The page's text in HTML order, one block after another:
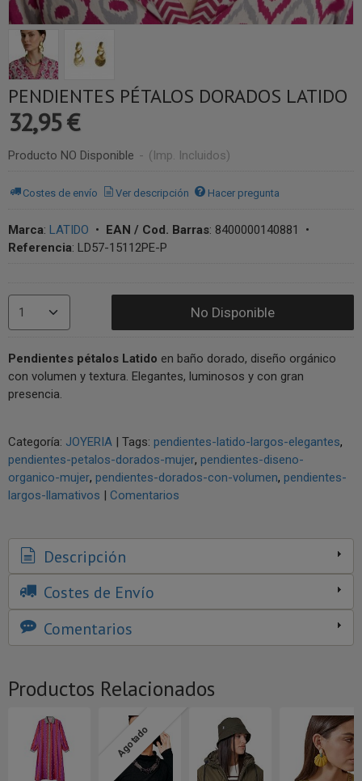
PENDIENTES PÉTALOS DORADOS LATIDO
32,95 €
Producto NO Disponible - (Imp. Incluidos)
Costes de envío Ver descripción Hacer pregunta
Marca: LATIDO • EAN / Cod. Barras: 8400000140881
•
Referencia: LD57-15112PE-P
No Disponible
Pendientes pétalos Latido en baño dorado, diseño orgánico
con volumen y textura. Elegantes, luminosos y con gran
presencia.
Categoría: JOYERIA | Tags: pendientes-latido-largos-elegantes
pendientes-petalos-dorados-mujer pendientes-diseno-
organico-mujer pendientes-dorados-con-volumen pendientes-
largos-llamativos | Comentarios
Descripción
Costes de Envío
Comentarios
Productos Relacionados
Agotado